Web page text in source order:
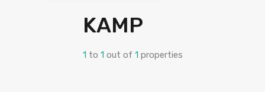
KAMP
1 to 1 out of 1 properties